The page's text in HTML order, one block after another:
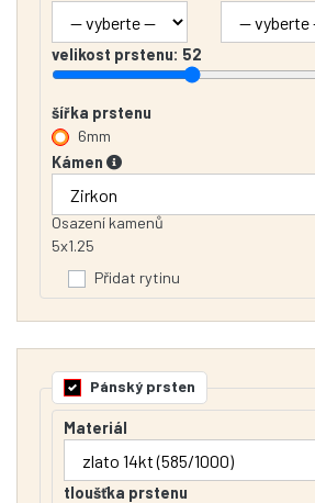
velikost prstenu: 52
šířka prstenu
6mm
Kámen
Osazení kamenů
5x1.25
Přidat rytinu
Pánský prsten
Materiál
tloušťka prstenu